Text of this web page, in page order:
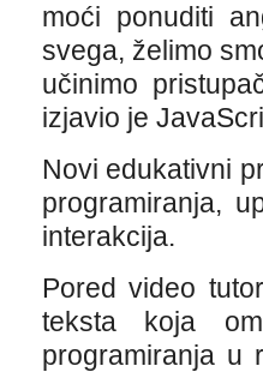
moći ponuditi
svega, želimo
učinimo
izjavio je
Novi edukativni
programiranja,
interakcija.
Pored video
teksta koja
programiranja u